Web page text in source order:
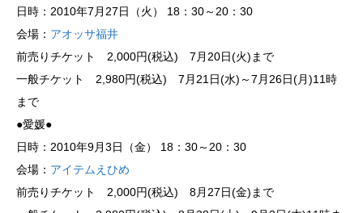
日時：2010年7月27日（火） 18：30～20：30
会場： アオッサ福井
前売りチケット 2,000円(税込) 7月20日(火)まで
一般チケット 2,980円(税込) 7月21日(水)～7月26日(月)11時
まで
●愛媛●
日時：2010年9月3日（金） 18：30～20：30
会場： アイテムえひめ
前売りチケット 2,000円(税込) 8月27日(金)まで